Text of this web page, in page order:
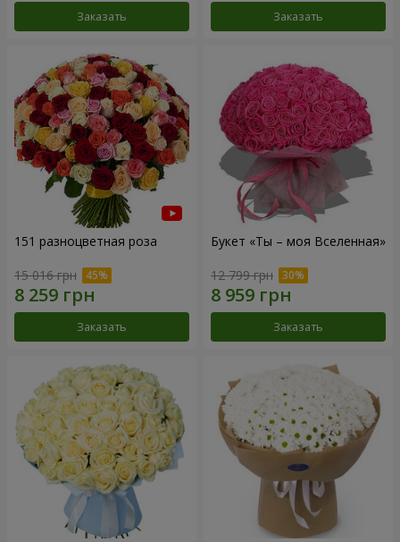
Заказать Заказать
151 разноцветная роза
15 016 грн
Заказать
Букет «Ты – моя Вселенная»
12 799 грн
Заказать